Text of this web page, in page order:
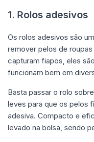
1. Rolos adesivos
Os rolos adesivos são
remover pelos de
capturam fiapos, eles
funcionam bem em
Basta passar o rolo
leves para que os pelos
adesiva. Compacto e
levado na bolsa, sendo